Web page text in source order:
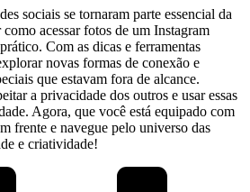
⁤sociais se tornaram parte essencial da
acessar fotos de um Instagram
Com as dicas e ferramentas⁢
novas formas de conexão ⁤e
que estavam fora de alcance.⁢
a privacidade dos outros ⁣e usar essas
Agora, que você⁣ está equipado com
frente e ‌navegue pelo universo das
​e criatividade!